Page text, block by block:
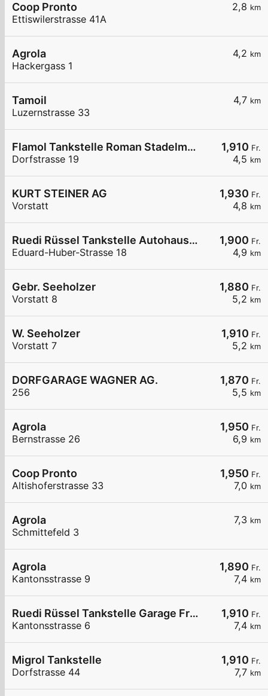
2,8 km
Coop Pronto
Ettiswilerstrasse 41A
4,2 km
Agrola
Hackergass 1
4,7 km
Tamoil
Luzernstrasse 33
1,910 Fr.
4,5 km
Flamol Tankstelle Roman Stadelmann
Dorfstrasse 19
1,930 Fr.
4,8 km
KURT STEINER AG
Vorstatt
1,900 Fr.
4,9 km
Ruedi Rüssel Tankstelle Autohaus Erwin Steffen
Eduard-Huber-Strasse 18
1,880 Fr.
5,2 km
Gebr. Seeholzer
Vorstatt 8
1,910 Fr.
5,2 km
W. Seeholzer
Vorstatt 7
1,870 Fr.
5,5 km
DORFGARAGE WAGNER AG.
256
1,950 Fr.
6,9 km
Agrola
Bernstrasse 26
1,950 Fr.
7,0 km
Coop Pronto
Altishoferstrasse 33
7,3 km
Agrola
Schmittefeld 3
1,890 Fr.
7,4 km
Agrola
Kantonsstrasse 9
1,910 Fr.
7,4 km
Ruedi Rüssel Tankstelle Garage Franz Wey
Kantonsstrasse 6
1,910 Fr.
7,7 km
Migrol Tankstelle
Dorfstrasse 44